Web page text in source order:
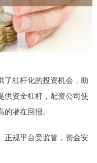
了杠杆化的投资机会，助
供资金杠杆，配资公司使
潜在回报。
正规平台受监管，资金安